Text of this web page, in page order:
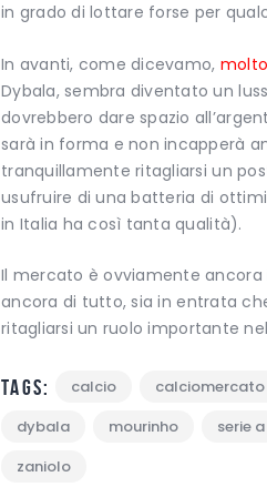
in grado di lottare forse per
In avanti, come dicevamo,
Dybala, sembra diventato un
dovrebbero dare spazio
sarà in forma e non incapperà
tranquillamente ritagliarsi un
usufruire di una batteria di
in Italia ha così tanta qualità).
Il mercato è ovviamente ancora
ancora di tutto, sia in entrata
ritagliarsi un ruolo importante
Tags: calcio
calciomercato
dybala
mourinho
serie a
zaniolo